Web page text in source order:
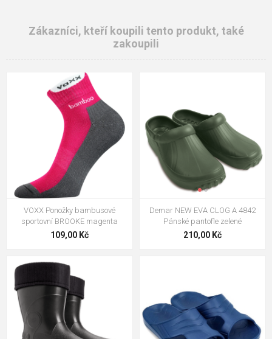
Zákazníci, kteří koupili tento produkt, také
zakoupili
VOXX Ponožky bambusové
sportovní BROOKE magenta
109,00 Kč
Demar NEW EVA CLOG A 4842
Pánské pantofle zelené
210,00 Kč